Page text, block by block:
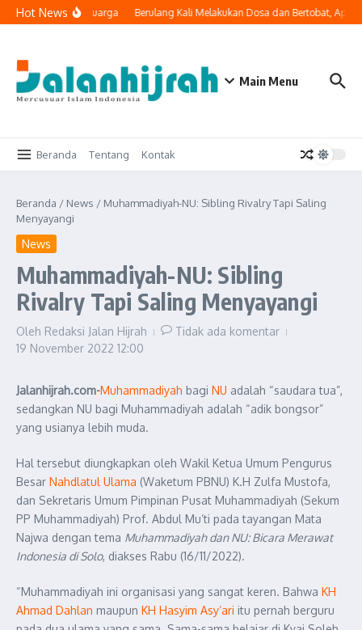
Lewati ke konten
Hot News
ke Ruang Keluarga Berulang Kali Melakukan Dosa dan Bertobat,
Main Menu
Beranda Tentang Kontak
Beranda / News / Muhammadiyah-NU: Sibling Rivalry Tapi Saling
Menyayangi
News
Muhammadiyah-NU: Sibling
Rivalry Tapi Saling Menyayangi
Oleh Redaksi Jalan Hijrah
Tidak ada komentar
19 November 2022 12:00
Jalanhijrah.com-Muhammadiyah bagi NU adalah “saudara tua”,
sedangkan NU bagi Muhammadiyah adalah “adik bongsor”
yang usianya lebih muda.
Hal tersebut diungkapkan oleh Wakil Ketua Umum Pengurus
Besar Nahdlatul Ulama (Waketum PBNU) K.H Zulfa Mustofa,
dan Sekretaris Umum Pimpinan Pusat Muhammadiyah (Sekum
PP Muhammadiyah) Prof. Abdul Mu’ti pada tayangan Mata
Najwa dengan tema Muhammadiyah dan NU: Bicara Merawat
Indonesia di Solo, diakses Rabu (16/11/2022).
“Muhammadiyah ini organisasi yang sangat keren. Bahwa KH
Ahmad Dahlan maupun KH Hasyim Asy’ari itu pernah berguru